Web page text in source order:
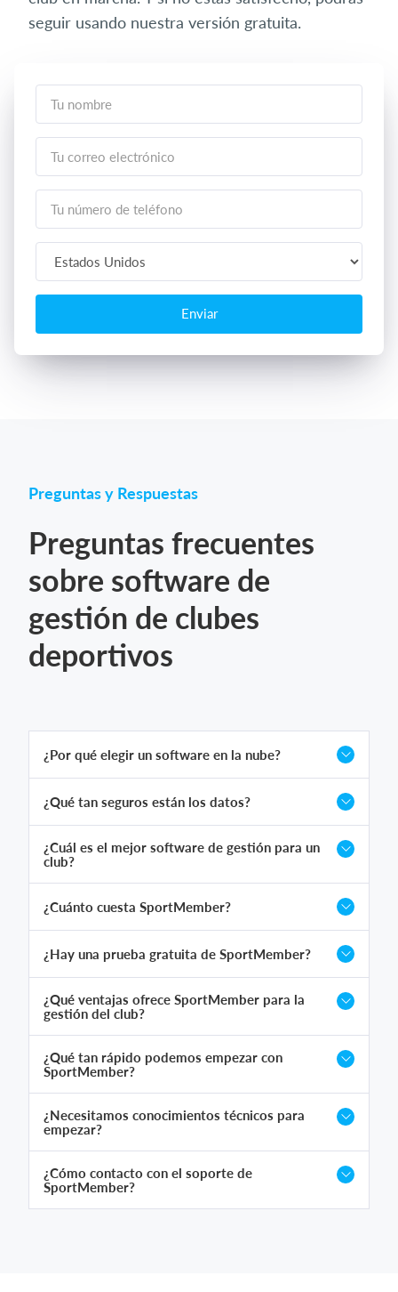
seguir usando nuestra versión gratuita.
Enviar
Preguntas y Respuestas
Preguntas frecuentes
sobre software de
gestión de clubes
deportivos
¿Por qué elegir un software en la nube?
¿Qué tan seguros están los datos?
¿Cuál es el mejor software de gestión para un
club?
¿Cuánto cuesta SportMember?
¿Hay una prueba gratuita de SportMember?
¿Qué ventajas ofrece SportMember para la
gestión del club?
¿Qué tan rápido podemos empezar con
SportMember?
¿Necesitamos conocimientos técnicos para
empezar?
¿Cómo contacto con el soporte de
SportMember?